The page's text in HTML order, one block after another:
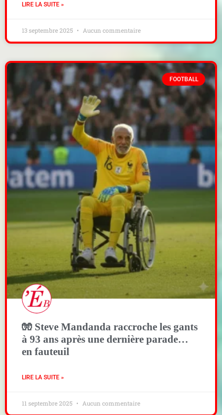
LIRE LA SUITE »
13 septembre 2025 Aucun commentaire
FOOTBALL
🧤 Steve Mandanda raccroche les gants
à 93 ans après une dernière parade…
en fauteuil
LIRE LA SUITE »
11 septembre 2025 Aucun commentaire